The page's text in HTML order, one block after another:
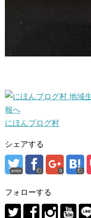
にほんブログ村
シェアする
error 0
フォローする